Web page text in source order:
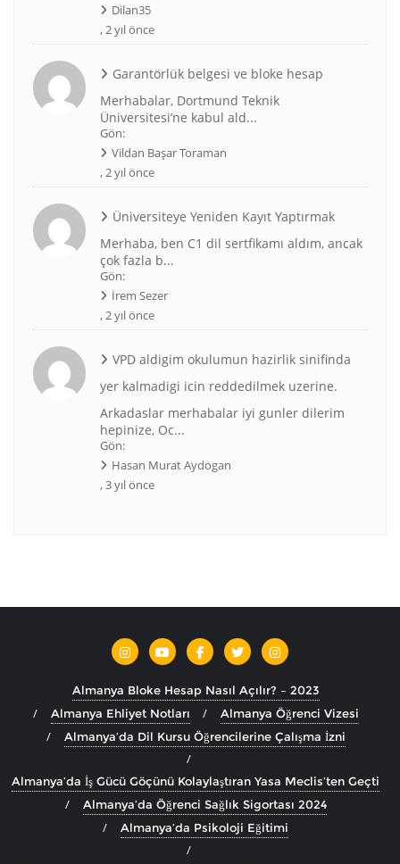
Dilan35
,2 yıl önce
Garantörlük belgesi ve bloke hesap
Merhabalar, Dortmund Teknik
Üniversitesi’ne kabul ald...
Gön:
Vildan Başar Toraman
,2 yıl önce
Üniversiteye Yeniden Kayıt Yaptırmak
Merhaba, ben C1 dil sertfikamı aldım, ancak
çok fazla b...
Gön:
İrem Sezer
,2 yıl önce
VPD aldigim okulumun hazirlik sinifinda
yer kalmadigi icin reddedilmek uzerine.
Arkadaslar merhabalar iyi gunler dilerim
hepinize, Oc...
Gön:
Hasan Murat Aydogan
,3 yıl önce
Almanya Bloke Hesap Nasıl Açılır? – 2023
Almanya Ehliyet Notları
Almanya Öğrenci Vizesi
Almanya’da Dil Kursu Öğrencilerine Çalışma İzni
Almanya’da İş Gücü Göçünü Kolaylaştıran Yasa Meclis’ten Geçti
Almanya’da Öğrenci Sağlık Sigortası 2024
Almanya’da Psikoloji Eğitimi